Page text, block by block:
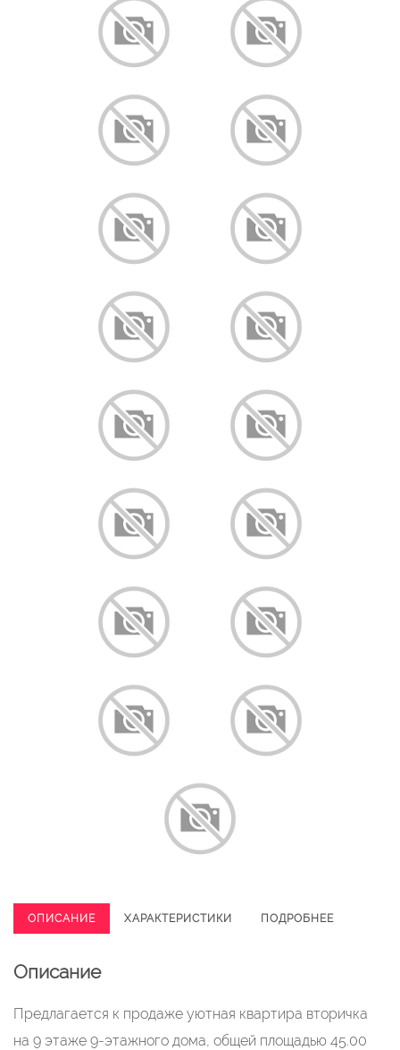
ОПИСАНИЕ ХАРАКТЕРИСТИКИ ПОДРОБНЕЕ
Описание
Предлагается к продаже уютная квартира вторичка
на 9 этаже 9-этажного дома, общей площадью 45.00